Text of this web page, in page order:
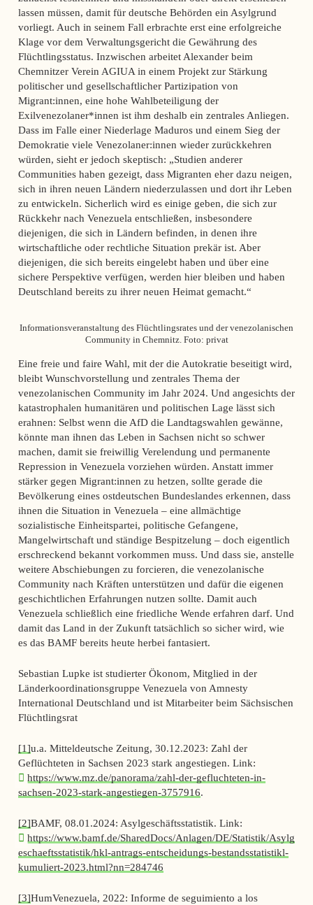
lassen müssen, damit für deutsche Behörden ein Asylgrund
vorliegt. Auch in seinem Fall erbrachte erst eine erfolgreiche
Klage vor dem Verwaltungsgericht die Gewährung des
Flüchtlingsstatus. Inzwischen arbeitet Alexander beim
Chemnitzer Verein AGIUA in einem Projekt zur Stärkung
politischer und gesellschaftlicher Partizipation von
Migrant:innen, eine hohe Wahlbeteiligung der
Exilvenezolaner*innen ist ihm deshalb ein zentrales Anliegen.
Dass im Falle einer Niederlage Maduros und einem Sieg der
Demokratie viele Venezolaner:innen wieder zurückkehren
würden, sieht er jedoch skeptisch: „Studien anderer
Communities haben gezeigt, dass Migranten eher dazu neigen,
sich in ihren neuen Ländern niederzulassen und dort ihr Leben
zu entwickeln. Sicherlich wird es einige geben, die sich zur
Rückkehr nach Venezuela entschließen, insbesondere
diejenigen, die sich in Ländern befinden, in denen ihre
wirtschaftliche oder rechtliche Situation prekär ist. Aber
diejenigen, die sich bereits eingelebt haben und über eine
sichere Perspektive verfügen, werden hier bleiben und haben
Deutschland bereits zu ihrer neuen Heimat gemacht.“
Informationsveranstaltung des Flüchtlingsrates und der venezolanischen
Community in Chemnitz. Foto: privat
Eine freie und faire Wahl, mit der die Autokratie beseitigt wird,
bleibt Wunschvorstellung und zentrales Thema der
venezolanischen Community im Jahr 2024. Und angesichts der
katastrophalen humanitären und politischen Lage lässt sich
erahnen: Selbst wenn die AfD die Landtagswahlen gewänne,
könnte man ihnen das Leben in Sachsen nicht so schwer
machen, damit sie freiwillig Verelendung und permanente
Repression in Venezuela vorziehen würden. Anstatt immer
stärker gegen Migrant:innen zu hetzen, sollte gerade die
Bevölkerung eines ostdeutschen Bundeslandes erkennen, dass
ihnen die Situation in Venezuela – eine allmächtige
sozialistische Einheitspartei, politische Gefangene,
Mangelwirtschaft und ständige Bespitzelung – doch eigentlich
erschreckend bekannt vorkommen muss. Und dass sie, anstelle
weitere Abschiebungen zu forcieren, die venezolanische
Community nach Kräften unterstützen und dafür die eigenen
geschichtlichen Erfahrungen nutzen sollte. Damit auch
Venezuela schließlich eine friedliche Wende erfahren darf. Und
damit das Land in der Zukunft tatsächlich so sicher wird, wie
es das BAMF bereits heute herbei fantasiert.
Sebastian Lupke ist studierter Ökonom, Mitglied in der
Länderkoordinationsgruppe Venezuela von Amnesty
International Deutschland und ist Mitarbeiter beim Sächsischen
Flüchtlingsrat
[1]u.a. Mitteldeutsche Zeitung, 30.12.2023: Zahl der
Geflüchteten in Sachsen 2023 stark angestiegen. Link:
https://www.mz.de/panorama/zahl-der-gefluchteten-in-
sachsen-2023-stark-angestiegen-3757916.
[2]BAMF, 08.01.2024: Asylgeschäftsstatistik. Link:
https://www.bamf.de/SharedDocs/Anlagen/DE/Statistik/Asylg
eschaeftsstatistik/hkl-antrags-entscheidungs-bestandsstatistikl-
kumuliert-2023.html?nn=284746
[3]HumVenezuela, 2022: Informe de seguimiento a los